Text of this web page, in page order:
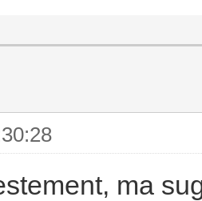
ma